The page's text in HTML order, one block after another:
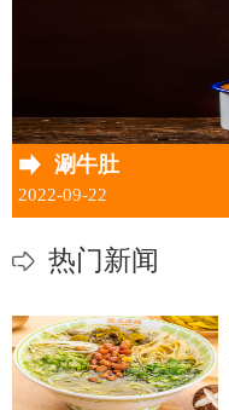
涮牛肚
2022-09-22
热门新闻